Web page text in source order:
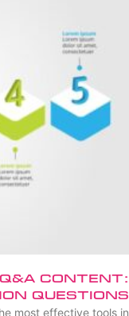
Content:
Questions
most effective tools in